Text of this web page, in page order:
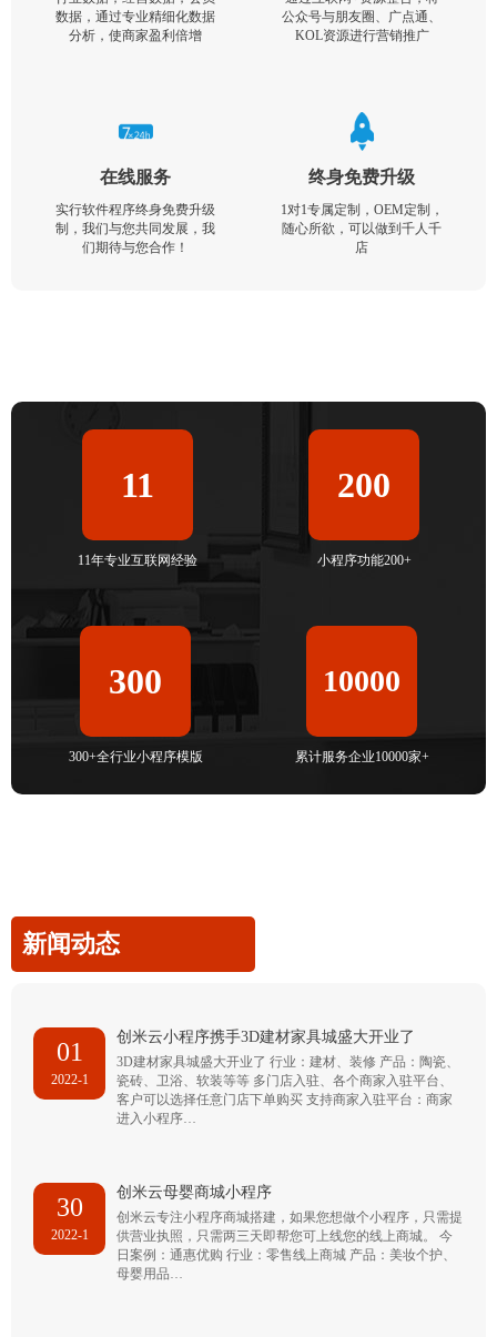
数据，通过专业精细化数据
分析，使商家盈利倍增
公众号与朋友圈、广点通、
KOL资源进行营销推广
在线服务
实行软件程序终身免费升级
制，我们与您共同发展，我
们期待与您合作！
终身免费升级
1对1专属定制，OEM定制，
随心所欲，可以做到千人千
店
11
11年专业互联网经验
200
小程序功能200+
300
300+全行业小程序模版
10000
累计服务企业10000家+
新闻动态
01
2022-1
创米云小程序携手3D建材家具城盛大开业了
3D建材家具城盛大开业了 行业：建材、装修 产品：陶瓷、
瓷砖、卫浴、软装等等 多门店入驻、各个商家入驻平台、
客户可以选择任意门店下单购买 支持商家入驻平台：商家
进入小程序…
30
2022-1
创米云母婴商城小程序
创米云专注小程序商城搭建，如果您想做个小程序，只需提
供营业执照，只需两三天即帮您可上线您的线上商城。 今
日案例：通惠优购 行业：零售线上商城 产品：美妆个护、
母婴用品…